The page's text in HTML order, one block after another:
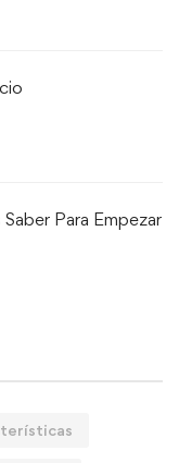
Para Empezar